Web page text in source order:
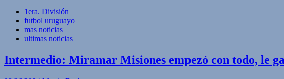
1era. División
futbol uruguayo
mas noticias
ultimas noticias
Intermedio: Miramar Misiones empezó con todo, le